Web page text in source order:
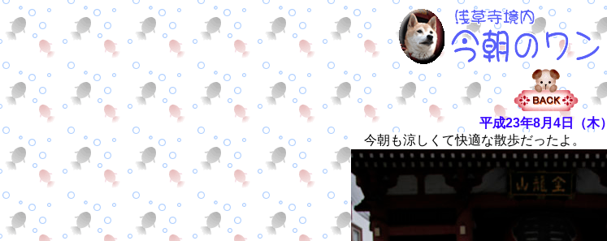
平成23年8月4日（木）
今朝も涼しくて快適な散歩だったよ。